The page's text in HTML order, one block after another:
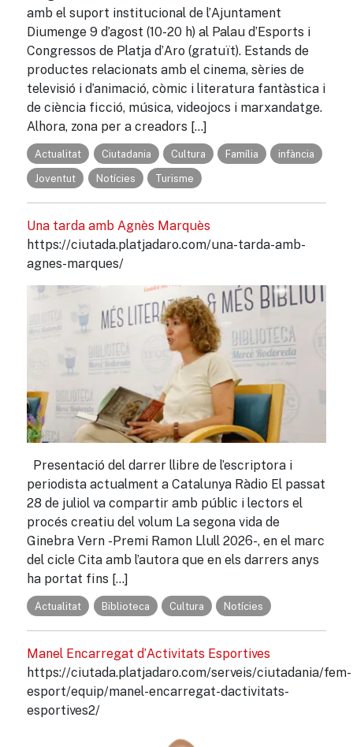
amb el suport institucional de l’Ajuntament
Diumenge 9 d’agost (10-20 h) al Palau d’Esports i
Congressos de Platja d’Aro (gratuït). Estands de
productes relacionats amb el cinema, sèries de
televisió i d’animació, còmic i literatura fantàstica i
de ciència ficció, música, videojocs i marxandatge.
Alhora, zona per a creadors […]
Actualitat Ciutadania Cultura Família
infància
Joventut
Notícies Turisme
Una tarda amb Agnès Marquès
https://ciutada.platjadaro.com/una-tarda-amb-
agnes-marques/
Presentació del darrer llibre de l’escriptora i
periodista actualment a Catalunya Ràdio El passat
28 de juliol va compartir amb públic i lectors el
procés creatiu del volum La segona vida de
Ginebra Vern -Premi Ramon Llull 2026-, en el marc
del cicle Cita amb l’autora que en els darrers anys
ha portat fins […]
Actualitat Biblioteca Cultura Notícies
Manel Encarregat d’Activitats Esportives
https://ciutada.platjadaro.com/serveis/ciutadania/fem-
esport/equip/manel-encarregat-dactivitats-
esportives2/